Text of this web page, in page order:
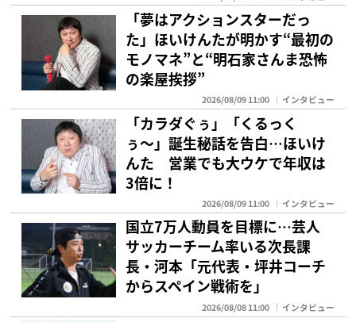
「夢はアクションスターだっ
た」ほいけんたが明かす“最初の
モノマネ”と“明石家さんま恐怖
の楽屋挨拶”
2026/08/09 11:00 インタビュー
「カラダぐぅ」「くるっく
ぅ〜」誕生秘話を告白…ほいけ
んた 営業でも大ウケで年収は
3倍に！
2026/08/09 11:00 インタビュー
国立7万人動員を目標に…芸人
サッカーチーム率いる次長課
長・河本「元代表・坪井コーチ
からスペイン戦術を」
2026/08/08 11:00 インタビュー